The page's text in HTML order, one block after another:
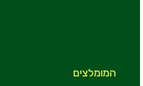
המומלצים